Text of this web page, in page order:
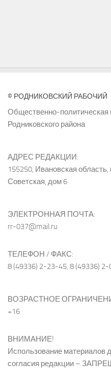
© РОДНИКОВСКИЙ РАБОЧИЙ
Общественно-политическая
Родниковского района
АДРЕС РЕДАКЦИИ:
155250, Ивановская
Советская, дом 6
ЭЛЕКТРОННАЯ ПОЧТА:
rr-037@mail.ru
ТЕЛЕФОН / ФАКС:
8 (49336) 2-23-45, 8 (49336)
ВОЗРАСТНОЕ
+16
ВНИМАНИЕ!
Использование материалов
согласия редакции –